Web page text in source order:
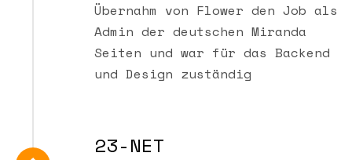
Übernahm von Flower den Job als
Admin der deutschen Miranda
Seiten und war für das Backend
und Design zuständig
23-NET